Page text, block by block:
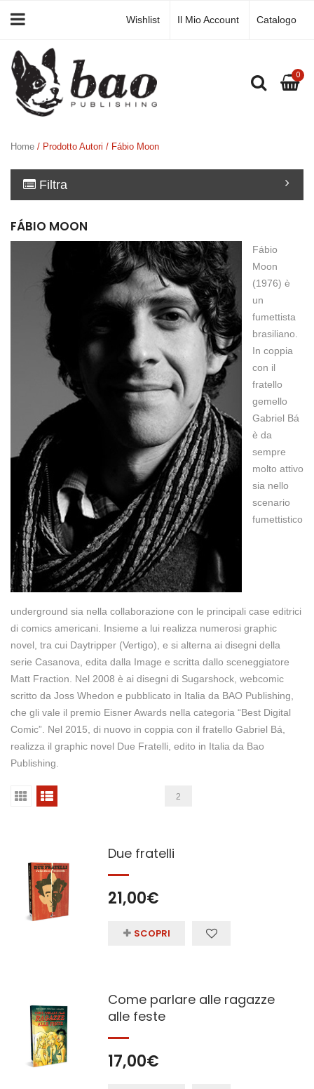
Wishlist Il Mio Account Catalogo
0
Home / Prodotto Autori / Fábio Moon
Filtra
FÁBIO MOON
Fábio
Moon
(1976) è
un
fumettista
brasiliano.
In coppia
con il
fratello
gemello
Gabriel Bá
è da
sempre
molto attivo
sia nello
scenario
fumettistico
underground sia nella collaborazione con le principali case editrici
di comics americani. Insieme a lui realizza numerosi graphic
novel, tra cui Daytripper (Vertigo), e si alterna ai disegni della
serie Casanova, edita dalla Image e scritta dallo sceneggiatore
Matt Fraction. Nel 2008 è ai disegni di Sugarshock, webcomic
scritto da Joss Whedon e pubblicato in Italia da BAO Publishing,
che gli vale il premio Eisner Awards nella categoria “Best Digital
Comic”. Nel 2015, di nuovo in coppia con il fratello Gabriel Bá,
realizza il graphic novel Due Fratelli, edito in Italia da Bao
Publishing.
2
Due fratelli
21,00€
SCOPRI
Come parlare alle ragazze
alle feste
17,00€